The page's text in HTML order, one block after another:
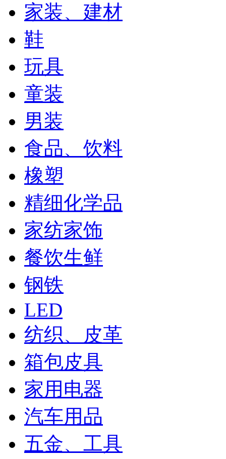
家装、建材
鞋
玩具
童装
男装
食品、饮料
橡塑
精细化学品
家纺家饰
餐饮生鲜
钢铁
LED
纺织、皮革
箱包皮具
家用电器
汽车用品
五金、工具